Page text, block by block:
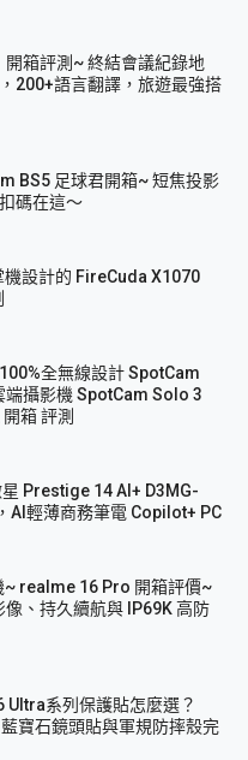
開箱評測~ 終結會議紀錄地
200+語言翻譯，旅遊最強搭
BS5 足球君開箱~ 短焦投影
碼在這～
機設計的 FireCuda X1070
全無線設計 SpotCam
攝影機 SpotCam Solo 3
箱 評測
Prestige 14 AI+ D3MG-
AI輕薄商務筆電 Copilot+ PC
~ realme 16 Pro 開箱評價~
、持久續航與 IP69K 高防
Ultra系列保護貼怎麼選？
寶石鏡頭貼與軍規防摔殼完